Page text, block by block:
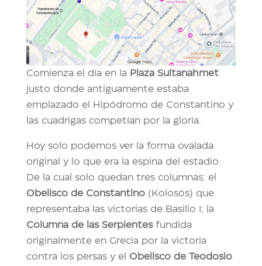
Comienza el día en la Plaza Sultanahmet
justo donde antiguamente estaba
emplazado el Hipódromo de Constantino y
las cuadrigas competían por la gloria.
Hoy solo podemos ver la forma ovalada
original y lo que era la espina del estadio.
De la cual solo quedan tres columnas: el
Obelisco de Constantino(Kolosós) que
representaba las victorias de Basilio I; la
Columna de las Serpientes fundida
originalmente en Grecia por la victoria
contra los persas y el Obelisco de Teodosio